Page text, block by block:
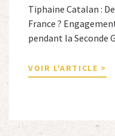
Tiphaine Catalan :
France ?
pendant la Seconde
secondaire et
est spécialiste de
VOIR L'ARTICLE >